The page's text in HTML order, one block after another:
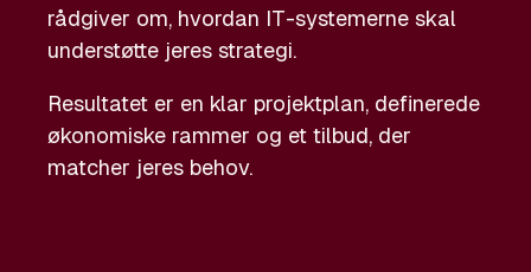
rådgiver om, hvordan IT-systemerne skal
understøtte jeres strategi.
Resultatet er en klar projektplan, definerede
økonomiske rammer og et tilbud, der
matcher jeres behov.